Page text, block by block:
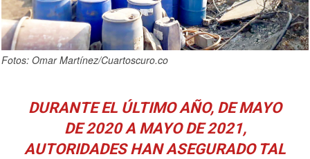
Fotos: Omar Martínez/Cuartoscuro.co
DURANTE EL ÚLTIMO AÑO, DE MAYO
DE 2020 A MAYO DE 2021,
AUTORIDADES HAN ASEGURADO TAL